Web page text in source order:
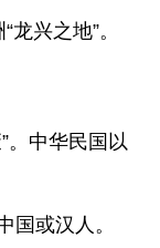
兴之地”。
。中华民国以
国或汉人。